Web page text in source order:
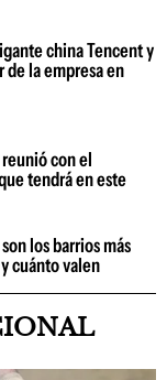
china Tencent y
de la empresa en
con el
tendrá en este
los barrios más
cuánto valen